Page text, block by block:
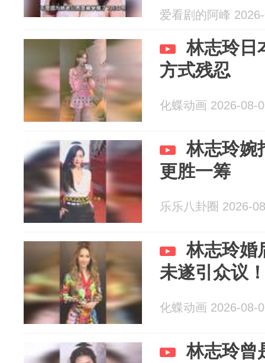
爱看剧的阿峰
林志玲日
方式残忍
化蝶动画 2026-08-
林志玲婉
更胜一筹
乐乐八卦圈 2026-
林志玲婚
未遂引众议
化蝶动画 2026-08-
林志玲曾